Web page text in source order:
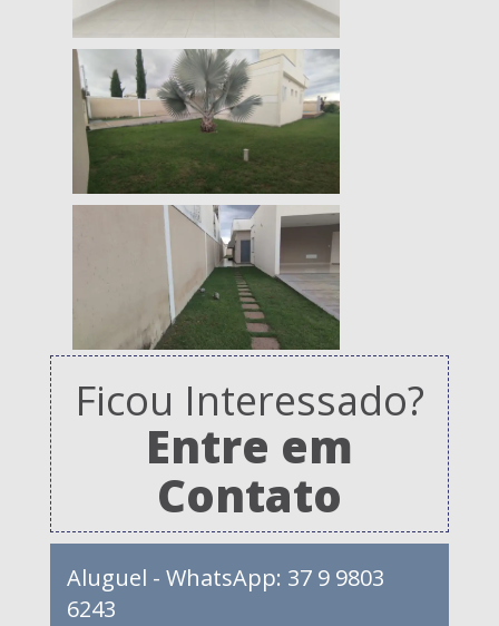
Ficou Interessado?
Entre em
Contato
Aluguel - WhatsApp: 37 9 9803
6243